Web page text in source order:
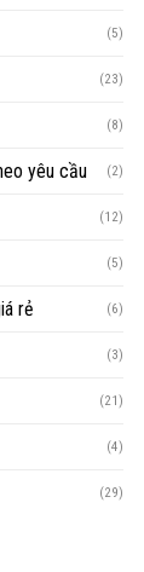
(5)
(23)
(8)
yêu cầu (2)
(12)
(5)
rẻ (6)
(3)
(21)
(4)
(29)